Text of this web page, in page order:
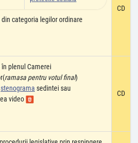
categoria legilor ordinare
CD
plenul Camerei
ramasa pentru votul final)
stenograma sedintei sau
video
CD